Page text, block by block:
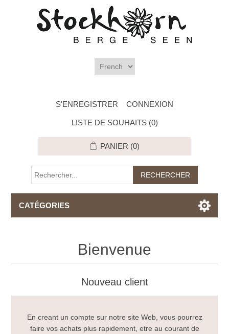
S'ENREGISTRER CONNEXION
LISTE DE SOUHAITS (0)
PANIER (0)
CATÉGORIES
Bienvenue
Nouveau client
En creant un compte sur notre site Web, vous pourrez
faire vos achats plus rapidement, etre au courant de